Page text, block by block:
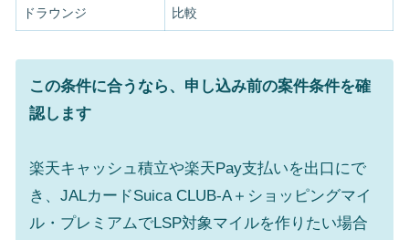
ドラウンジ
比較
この条件に合うなら、申し込み前の案件条件を確
認します
楽天キャッシュ積立や楽天Pay支払いを出口にで
き、JALカードSuica CLUB-A＋ショッピングマイ
ル・プレミアムでLSP対象マイルを作りたい場合